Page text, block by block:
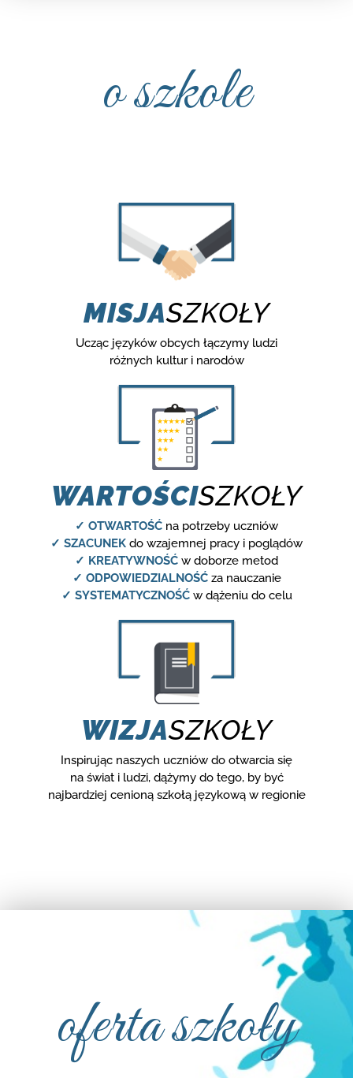
o szkole
MISJASZKOŁY
Ucząc języków obcych łączymy ludzi
różnych kultur i narodów
WARTOŚCISZKOŁY
✓ OTWARTOŚĆ na potrzeby uczniów
✓ SZACUNEK do wzajemnej pracy i poglądów
✓ KREATYWNOŚĆ w doborze metod
✓ ODPOWIEDZIALNOŚĆza nauczanie
✓ SYSTEMATYCZNOŚĆw dążeniu do celu
WIZJASZKOŁY
Inspirując naszych uczniów do otwarcia się
na świat i ludzi, dążymy do tego, by być
najbardziej cenioną szkołą językową w regionie
oferta szkoły